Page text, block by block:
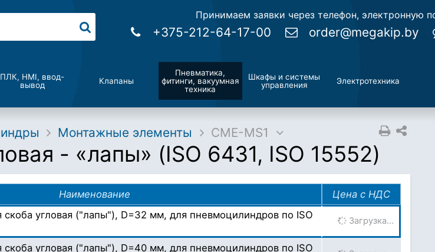
Принимаем заявки через телефон, электронную
+375-212-64-17-00 order@megakip.by
ПЛК, HMI, ввод-
вывод
Клапаны
Пневматика,
фитинги, вакуумная
техника
Шкафы и системы
управления
Электротехника
Монтажные элементы CME-MS1
- «лапы» (ISO 6431, ISO 15552)
Наименование
Цена с НДС
угловая ("лапы"), D=32 мм, для пневмоцилиндров по ISO
Загрузка…
угловая ("лапы"), D=40 мм, для пневмоцилиндров по ISO